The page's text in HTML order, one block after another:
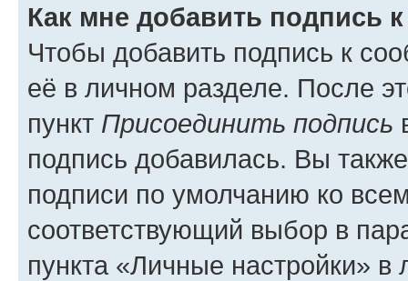
Как мне добавить подпись
Чтобы добавить подпись к
её в личном разделе. После
пункт Присоединить подпись
подпись добавилась. Вы
подписи по умолчанию ко
соответствующий выбор в
пункта «Личные настройки»